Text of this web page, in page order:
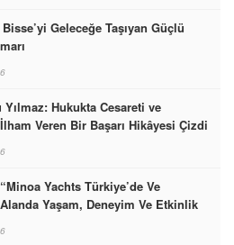
Geleceğe Taşıyan Güçlü
Hukukta Cesareti ve
Veren Bir Başarı Hikâyesi Çizdi
Yachts Türkiye’de Ve
Yaşam, Deneyim Ve Etkinlik